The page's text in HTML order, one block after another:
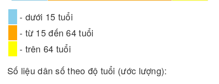
- dưới 15 tuổi
- từ 15 đến 64 tuổi
- trên 64 tuổi
Số liệu dân số theo độ tuổi (ước lượng):